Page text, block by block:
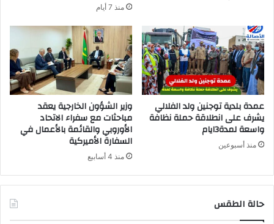
منذ 7 أيام
عمدة بلدية توجنين ولد الفلالي
يشرف على انطلاقة حملة نظافة
واسعة لمدة3ايام
منذ أسبوعين
وزير الشؤون الخارجية يعقد
مباحثات مع سفراء الاتحاد
الأوروبي والقائمة بالأعمال في
السفارة الأميركية
منذ 4 أسابيع
حالة الطقس